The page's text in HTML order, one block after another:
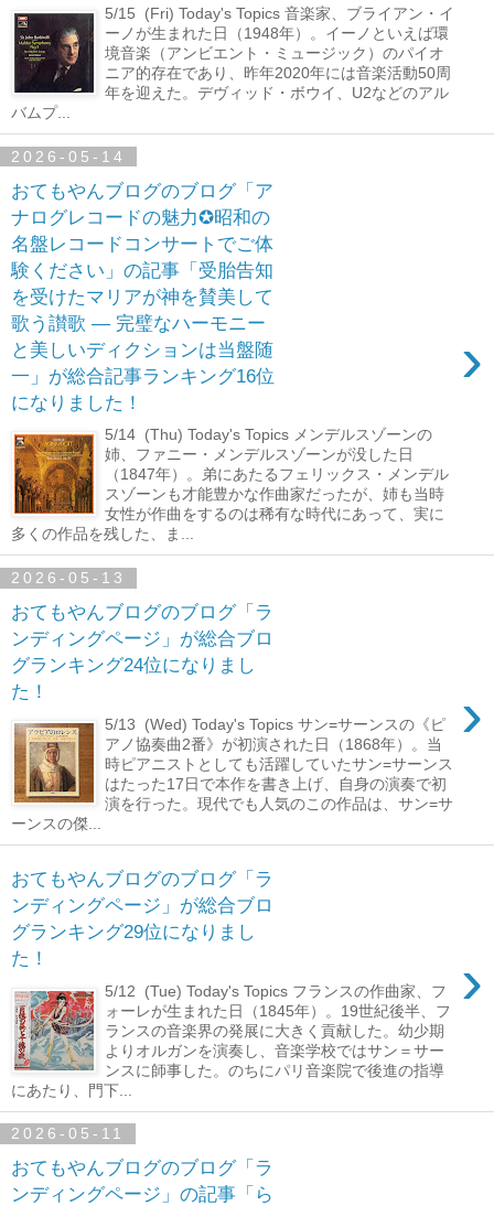
5/15 (Fri) Today's Topics 音楽家、ブライアン・イ
ーノが生まれた日（1948年）。イーノといえば環
境音楽（アンビエント・ミュージック）のパイオ
ニア的存在であり、昨年2020年には音楽活動50周
年を迎えた。デヴィッド・ボウイ、U2などのアル
バムプ...
2026-05-14
おてもやんブログのブログ「ア
ナログレコードの魅力✪昭和の
名盤レコードコンサートでご体
験ください」の記事「受胎告知
を受けたマリアが神を賛美して
歌う讃歌 ― 完璧なハーモニー
と美しいディクションは当盤随
一」が総合記事ランキング16位
になりました！
›
5/14 (Thu) Today's Topics メンデルスゾーンの
姉、ファニー・メンデルスゾーンが没した日
（1847年）。弟にあたるフェリックス・メンデル
スゾーンも才能豊かな作曲家だったが、姉も当時
女性が作曲をするのは稀有な時代にあって、実に
多くの作品を残した、ま...
2026-05-13
おてもやんブログのブログ「ラ
ンディングページ」が総合ブロ
グランキング24位になりまし
た！
›
5/13 (Wed) Today's Topics サン=サーンスの《ピ
アノ協奏曲2番》が初演された日（1868年）。当
時ピアニストとしても活躍していたサン=サーンス
はたった17日で本作を書き上げ、自身の演奏で初
演を行った。現代でも人気のこの作品は、サン=サ
ーンスの傑...
おてもやんブログのブログ「ラ
ンディングページ」が総合ブロ
グランキング29位になりまし
た！
›
5/12 (Tue) Today's Topics フランスの作曲家、フ
ォーレが生まれた日（1845年）。19世紀後半、フ
ランスの音楽界の発展に大きく貢献した。幼少期
よりオルガンを演奏し、音楽学校ではサン＝サー
ンスに師事した。のちにパリ音楽院で後進の指導
にあたり、門下...
2026-05-11
おてもやんブログのブログ「ラ
ンディングページ」の記事「ら